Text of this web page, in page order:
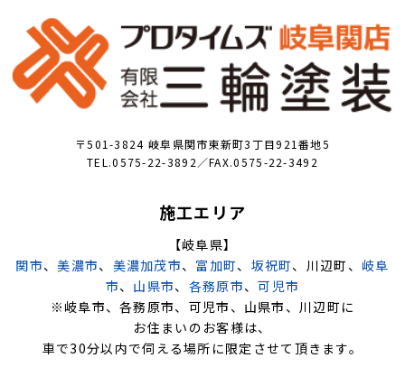
〒501-3824 岐阜県関市東新町3丁目921番地5
TEL.0575-22-3892／FAX.0575-22-3492
施工エリア
【岐阜県】
関市、美濃市、 美濃加茂市、 富加町、 坂祝町、川辺町、 岐阜
市、 山県市、 各務原市、可児市
※岐阜市、各務原市、可児市、山県市、川辺町に
お住まいのお客様は、
車で30分以内で伺える場所に限定させて頂きます。